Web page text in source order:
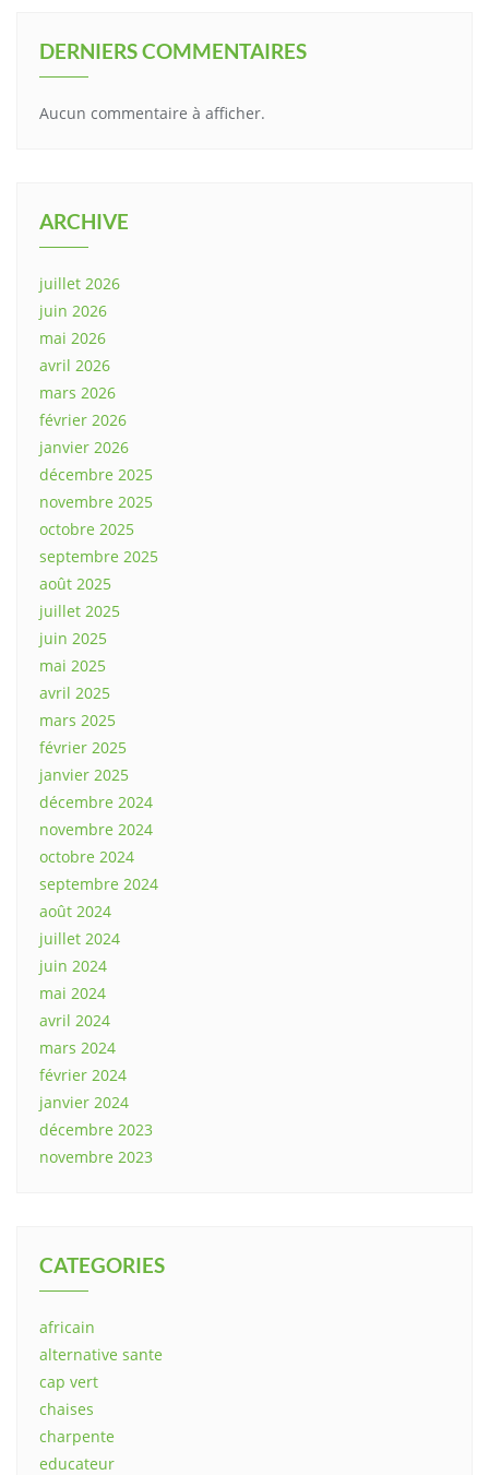
DERNIERS COMMENTAIRES
Aucun commentaire à afficher.
ARCHIVE
juillet 2026
juin 2026
mai 2026
avril 2026
mars 2026
février 2026
janvier 2026
décembre 2025
novembre 2025
octobre 2025
septembre 2025
août 2025
juillet 2025
juin 2025
mai 2025
avril 2025
mars 2025
février 2025
janvier 2025
décembre 2024
novembre 2024
octobre 2024
septembre 2024
août 2024
juillet 2024
juin 2024
mai 2024
avril 2024
mars 2024
février 2024
janvier 2024
décembre 2023
novembre 2023
CATEGORIES
africain
alternative sante
cap vert
chaises
charpente
educateur